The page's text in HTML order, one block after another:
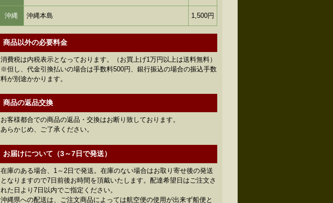
沖縄 沖縄本島 1,500円
商品以外の必要料金
消費税は内税表示となっております。（お買上げ1万円以上は送料無料）
※但し、代金引換払いの場合は手数料500円、銀行振込の場合の振込手数
料が別途かかります。
商品の返品交換
お客様都合での商品の返品・交換はお断り致しております。
あらかじめ、ご了承ください。
お届けについて（3～7日で発送）
在庫のある場合、1～2日で発送。在庫のない場合はお取り寄せ後の発送
となりますので7日前後お時間を頂戴いたします。配達希望日はご注文さ
れた日より7日以内でご指定ください。
沖縄県への配送は、ご注文商品によっては航空便の使用が出来ず船便と